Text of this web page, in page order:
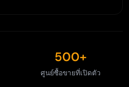
500+
ศูนย์ซื้อขายที่เปิดตัว